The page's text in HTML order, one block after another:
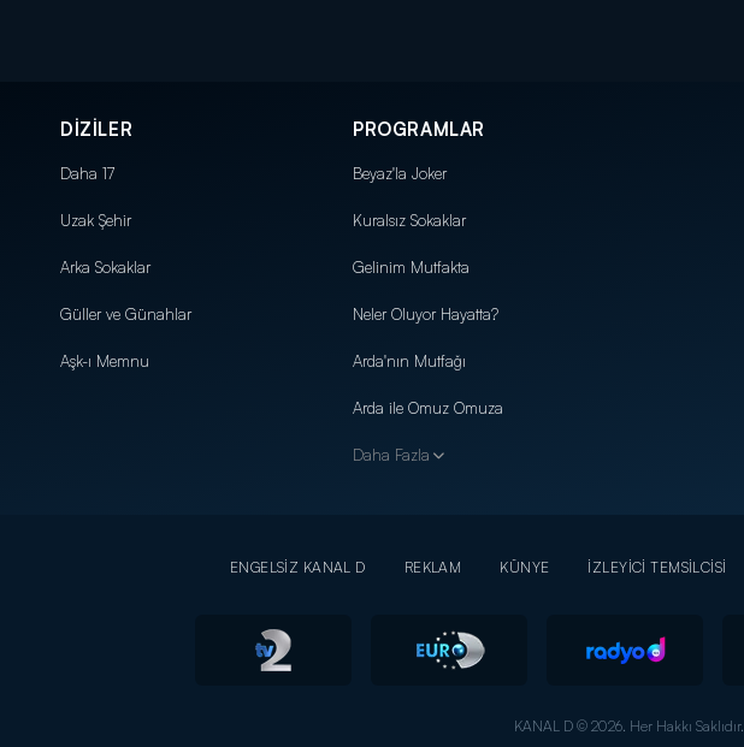
DİZİLER
Daha 17
Uzak Şehir
Arka Sokaklar
Güller ve Günahlar
Aşk-ı Memnu
PROGRAMLAR
Beyaz'la Joker
Kuralsız Sokaklar
Gelinim Mutfakta
Neler Oluyor Hayatta?
Arda'nın Mutfağı
Arda ile Omuz Omuza
Daha Fazla
ENGELSİZ KANAL D REKLAM KÜNYE İZLEYİCİ TEMSİLCİSİ
KANAL D © 2026. Her Hakkı Saklıdır.